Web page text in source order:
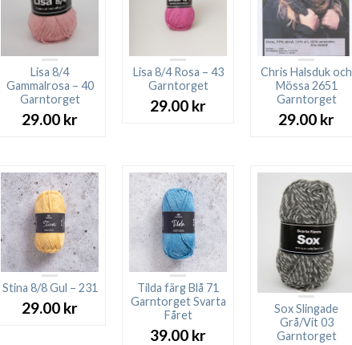
Lisa 8/4
Gammalrosa – 40
Garntorget
29.00 kr
Lisa 8/4 Rosa – 43
Garntorget
29.00 kr
Chris Halsduk och
Mössa 2651
Garntorget
29.00 kr
Stina 8/8 Gul – 231
29.00 kr
Tilda färg Blå 71
Garntorget Svarta
Fåret
39.00 kr
Sox Slingade
Grå/Vit 03
Garntorget